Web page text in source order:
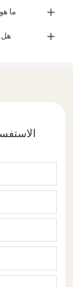
ما
هل